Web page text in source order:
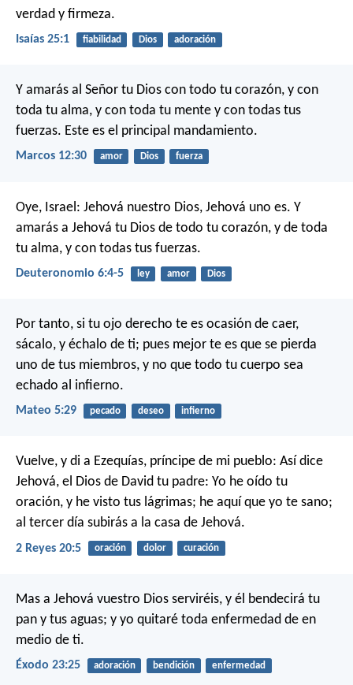
verdad y firmeza.
Isaías 25:1 fiabilidad Dios adoración
Y amarás al Señor tu Dios con todo tu corazón, y con
toda tu alma, y con toda tu mente y con todas tus
fuerzas. Este es el principal mandamiento.
Marcos 12:30 amor Dios fuerza
Oye, Israel: Jehová nuestro Dios, Jehová uno es. Y
amarás a Jehová tu Dios de todo tu corazón, y de toda
tu alma, y con todas tus fuerzas.
Deuteronomio 6:4-5 ley amor Dios
Por tanto, si tu ojo derecho te es ocasión de caer,
sácalo, y échalo de ti; pues mejor te es que se pierda
uno de tus miembros, y no que todo tu cuerpo sea
echado al infierno.
Mateo 5:29 pecado deseo infierno
Vuelve, y di a Ezequías, príncipe de mi pueblo: Así dice
Jehová, el Dios de David tu padre: Yo he oído tu
oración, y he visto tus lágrimas; he aquí que yo te sano;
al tercer día subirás a la casa de Jehová.
2 Reyes 20:5 oración dolor curación
Mas a Jehová vuestro Dios serviréis, y él bendecirá tu
pan y tus aguas; y yo quitaré toda enfermedad de en
medio de ti.
Éxodo 23:25 adoración bendición enfermedad